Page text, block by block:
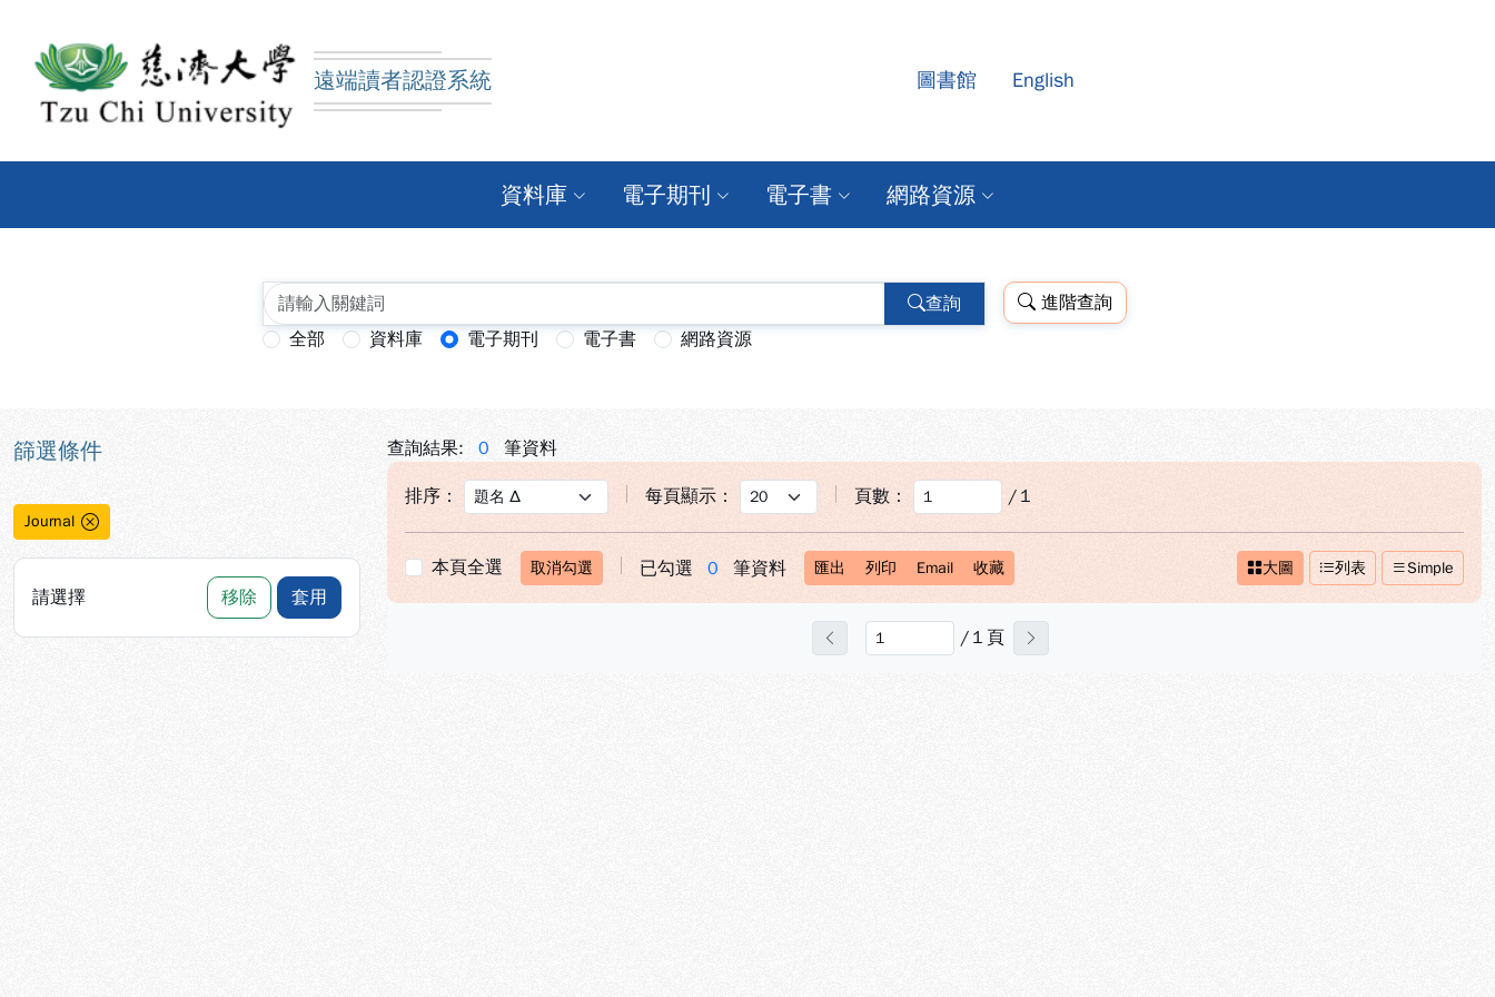
慈濟大學圖書館遠端讀者認證系統
遠端讀者認證系統 圖書館 English
資料庫 電子期刊 電子書 網路資源
查詢 進階查詢
查詢模式：
全部 資料庫 電子期刊 電子書 網路資源
篩選條件
Journal
請選擇 移除 套用
查詢結果: 0 筆資料
排序： 每頁顯示： 頁數： / 1
本頁全選 取消勾選 已勾選 0 筆資料 匯出 列印 Email 收藏 大圖 列表 Simple
上一頁 / 1 頁